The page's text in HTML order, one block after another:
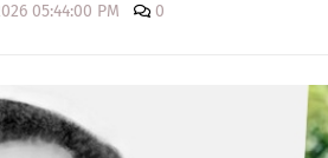
05:44:00 PM 0